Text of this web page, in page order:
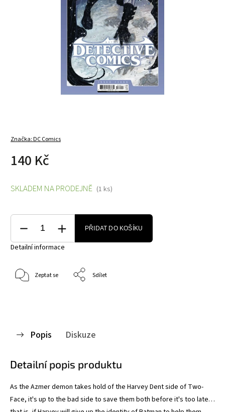
Značka:DC Comics
140 Kč
SKLADEM NA PRODEJNĚ (1 ks)
PŘIDAT DO KOŠÍKU
Detailní informace
Zeptat se Sdílet
Popis Diskuze
Detailní popis produktu
As the Azmer demon takes hold of the Harvey Dent side of Two-
Face, it's up to the bad side to save them both before it's too late…